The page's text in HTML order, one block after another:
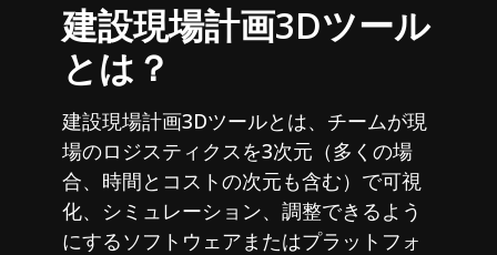
建設現場計画3Dツール
とは？
建設現場計画3Dツールとは、チームが現
場のロジスティクスを3次元（多くの場
合、時間とコストの次元も含む）で可視
化、シミュレーション、調整できるよう
にするソフトウェアまたはプラットフォ